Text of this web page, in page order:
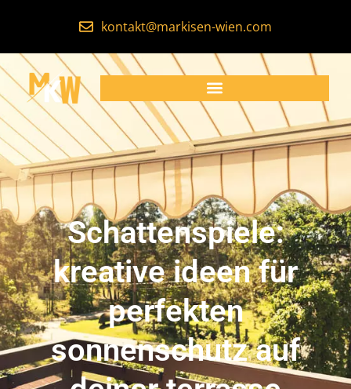
kontakt@markisen-wien.com
Schattenspiele:
kreative ideen für
perfekten
sonnenschutz auf